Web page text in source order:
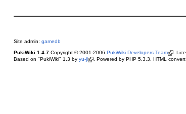
Site admin: gamedb
PukiWiki 1.4.7Copyright © 2001-2006 PukiWiki Developers Team .
Based on "PukiWiki" 1.3 by yu-ji . Powered by PHP 5.3.3. HTML